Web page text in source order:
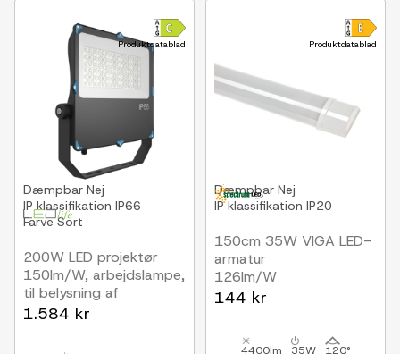
Produktdatablad
Dæmpbar Nej
IP klassifikation IP66
FarveSort
200W LED projektør
150lm/W, arbejdslampe,
til belysning af
bygninger,
1.584 kr
Produktdatablad
Dæmpbar Nej
IP klassifikation IP20
150cm 35W VIGA LED-
armatur
126lm/W
144 kr
4400lm 35W 120°